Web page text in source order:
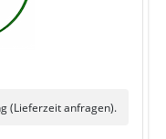
(Lieferzeit anfragen).